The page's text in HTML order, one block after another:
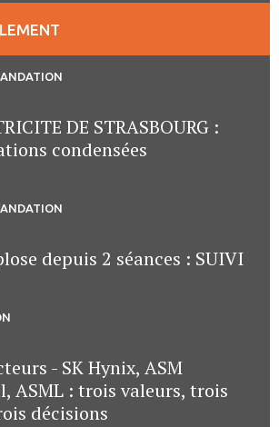
DE STRASBOURG :
condensées
depuis 2 séances : SUIVI
- SK Hynix, ASM
ASML : trois valeurs, trois
décisions